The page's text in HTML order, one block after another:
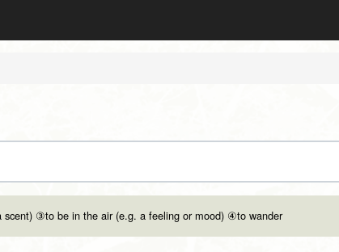
③to be in the air (e.g. a feeling or mood) ④to wander